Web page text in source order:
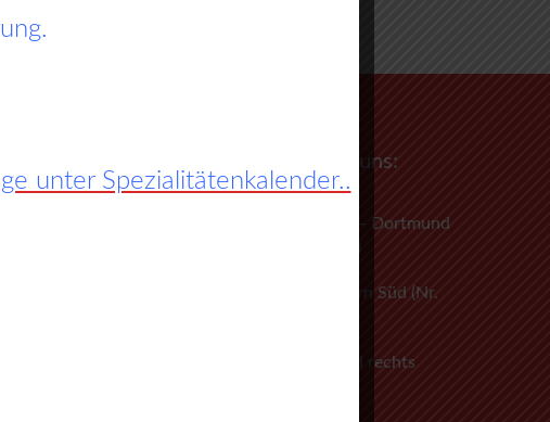
So finden Sie zu uns:
A45 Frankfurt – Dortmund
Abfahrt Herborn Süd (Nr.
an der 3. Ampel rechts
unter Spezialitätenkalender..